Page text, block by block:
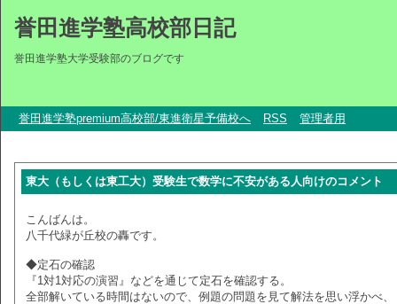
誉田進学塾高校部日記
誉田進学塾大学受験部のブログです
誉田進学塾premium高校部/東進衛星予備校へ RSS 管理者用
東大（もしくは東工大）受験生で数学に不安がある人向けのコメント
こんばんは。
八千代緑が丘校の轟です。
◆定石の確認
『1対1対応の演習』などを通じて定石を確認する。
全部解いている時間はないので、例題の問題を見て解法を思い浮かべ、